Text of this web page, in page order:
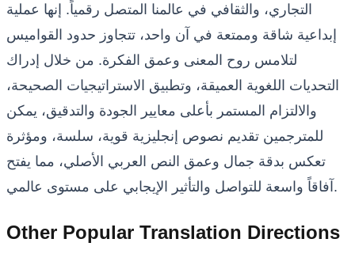
التجاري، والثقافي في عالمنا المتصل رقمياً. إنها عملية
إبداعية شاقة وممتعة في آن واحد، تتجاوز حدود القواميس
لتلامس روح المعنى وعمق الفكرة. من خلال إدراك
التحديات اللغوية العميقة، وتطبيق الاستراتيجيات الصحيحة،
والالتزام المستمر بأعلى معايير الجودة والتدقيق، يمكن
للمترجمين تقديم نصوص إنجليزية قوية، سلسة، ومؤثرة
تعكس بدقة جمال وعمق النص العربي الأصلي، مما يفتح
آفاقاً واسعة للتواصل والتأثير الإيجابي على مستوى عالمي.
Other Popular Translation Directions